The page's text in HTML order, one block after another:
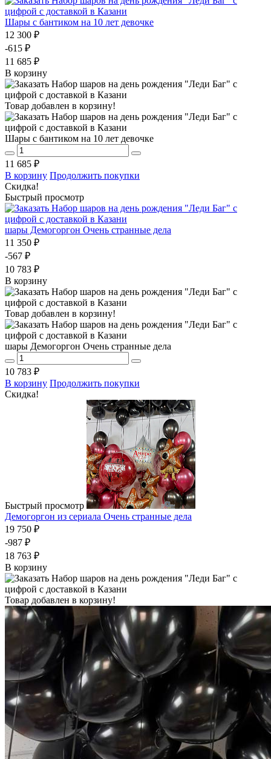
Шары с бантиком на 10 лет девочке
12 300 ₽
-615 ₽
11 685 ₽
В корзину
Товар добавлен в корзину!
Шары с бантиком на 10 лет девочке
11 685 ₽
В корзину Продолжить покупки
Скидка!
Быстрый просмотр
шары Демогоргон Очень странные дела
11 350 ₽
-567 ₽
10 783 ₽
В корзину
Товар добавлен в корзину!
шары Демогоргон Очень странные дела
10 783 ₽
В корзину Продолжить покупки
Скидка!
Быстрый просмотр
Демогоргон из сериала Очень странные дела
19 750 ₽
-987 ₽
18 763 ₽
В корзину
Товар добавлен в корзину!